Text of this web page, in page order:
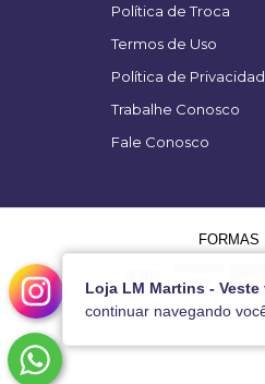
Loja LM Martins -
continuar navegando
Política de Troca
Termos de Uso
Política de
Trabalhe Conosco
Fale Conosco
FORMAS